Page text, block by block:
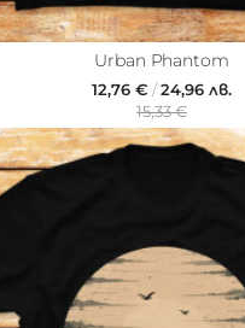
Urban Phantom
12,76 € /24,96 лв.
15,33 €